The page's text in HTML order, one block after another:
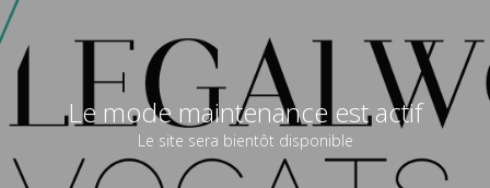
Le mode maintenance est actif
Le site sera bientôt disponible